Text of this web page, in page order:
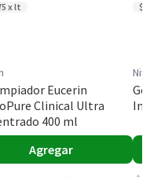
x lt
Eucerin
Clinical Ultra
400 ml
Agregar